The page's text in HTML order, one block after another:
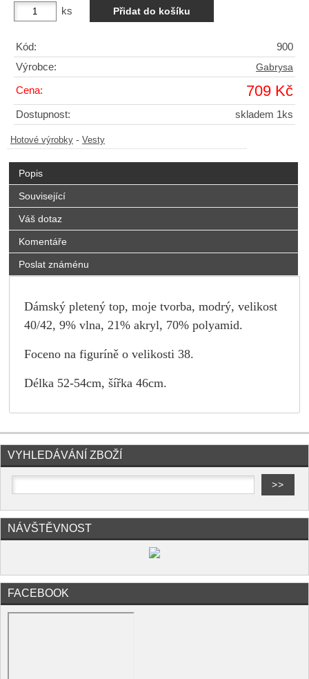
ks
Kód:
900
Výrobce:
Gabrysa
Cena: 709 Kč
Dostupnost: skladem 1ks
Hotové výrobky - Vesty
Popis
Související
Váš dotaz
Komentáře
Poslat známénu
Dámský pletený top, moje tvorba, modrý, velikost
40/42, 9% vlna, 21% akryl, 70% polyamid.
Foceno na figuríně o velikosti 38.
Délka 52-54cm, šířka 46cm.
VYHLEDÁVÁNÍ ZBOŽÍ
NÁVŠTĚVNOST
FACEBOOK